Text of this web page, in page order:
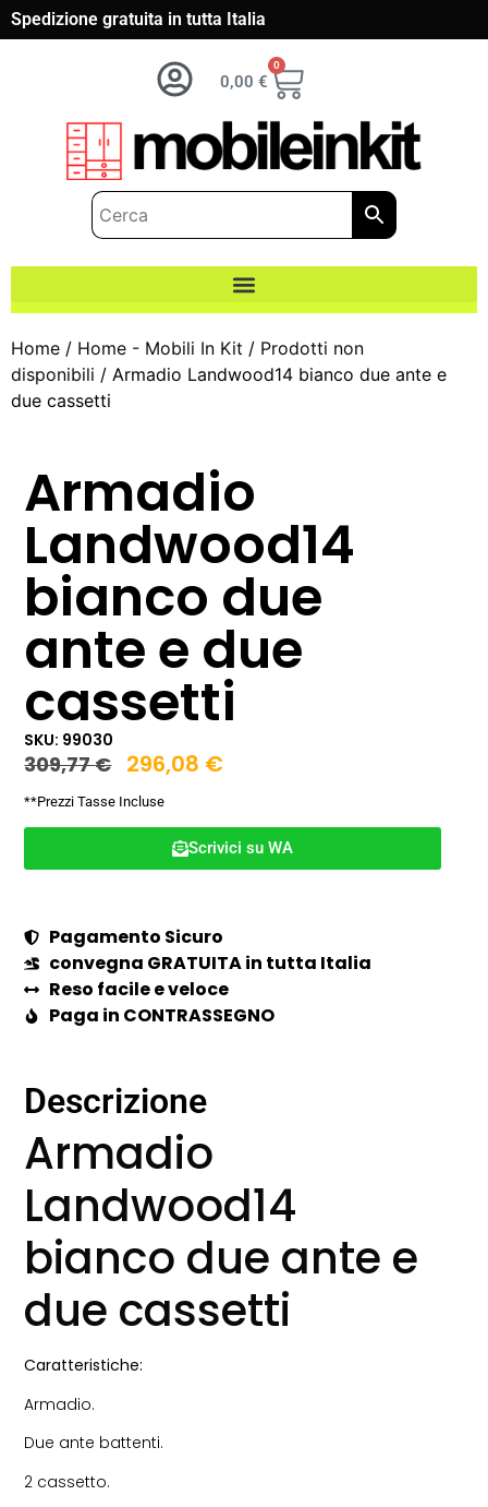
Spedizione gratuita in tutta Italia
0,00 €
0
Home / Home - Mobili In Kit / Prodotti non
disponibili / Armadio Landwood14 bianco due ante e
due cassetti
Armadio
Landwood14
bianco due
ante e due
cassetti
SKU: 99030
309,77€ 296,08 €
**Prezzi Tasse Incluse
Scrivici su WA
Pagamento Sicuro
convegna GRATUITA in tutta Italia
Reso facile e veloce
Paga in CONTRASSEGNO
Descrizione
Armadio
Landwood14
bianco due ante e
due cassetti
Caratteristiche:
Armadio.
Due ante battenti.
2 cassetto.